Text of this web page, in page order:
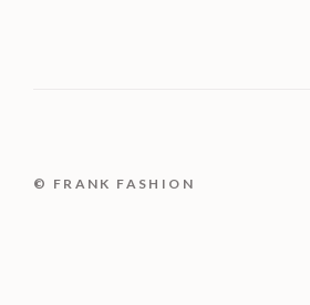
© FRANK FASHION